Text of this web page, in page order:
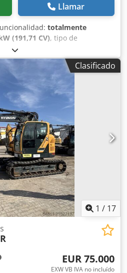
Llamar
totalmente
(191,71 CV), tipo de
operativo:
funcionamiento:15.300 h,
cabina, faros
martillos, hidráulica de pinzas
de orugas, año 2015
cuchara hidráulica para
rápido, en estado limpio,
ancho de transporte 3 m, aire
de transporte y entrega.
posible los fines de
documentación de
Akcorf
Clasificado
1 / 17
EUR 75.000
EXW VB IVA no incluído